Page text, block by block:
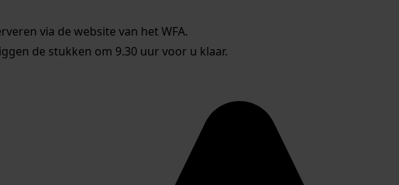
via de website van het WFA.
de stukken om 9.30 uur voor u klaar.